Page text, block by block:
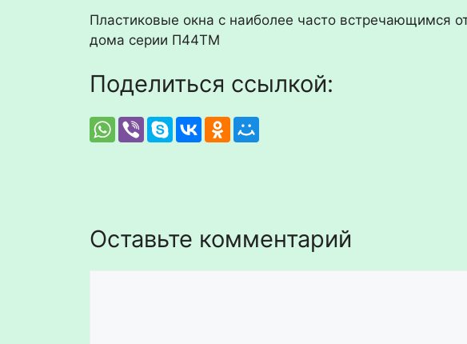
Пластиковые окна с наиболее часто встречающимся
дома серии П44ТМ
Поделиться ссылкой:
Оставьте комментарий